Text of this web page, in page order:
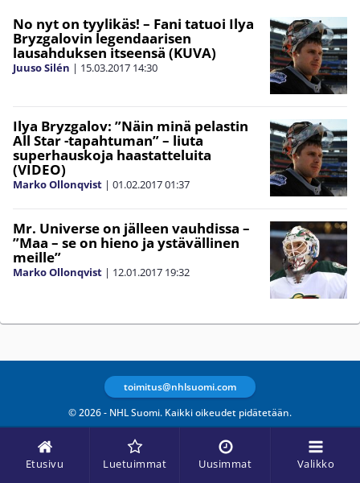
Etusivu Luetuimmat Uusimmat Valikko
No nyt on tyylikäs! – Fani tatuoi Ilya
Bryzgalovin legendaarisen
lausahduksen itseensä (KUVA)
Juuso Silén | 15.03.2017 14:30
Ilya Bryzgalov: ”Näin minä pelastin
All Star -tapahtuman” – liuta
superhauskoja haastatteluita
(VIDEO)
Marko Ollonqvist | 01.02.201701:37
Mr. Universe on jälleen vauhdissa –
”Maa – se on hieno ja ystävällinen
meille”
Marko Ollonqvist | 12.01.2017 19:32
© 2026 - NHL Suomi. Kaikki oikeudet pidätetään.
toimitus@nhlsuomi.com